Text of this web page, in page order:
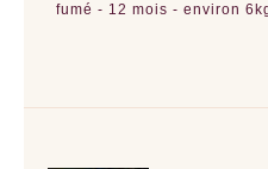
fumé - 12 mois - environ